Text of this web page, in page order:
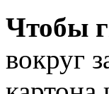
Чтобы
вокруг